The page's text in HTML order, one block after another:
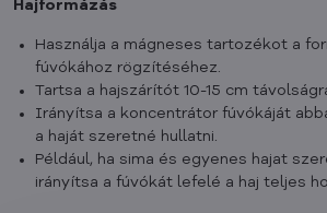
Hajformázás
Használja a mágneses tartozékot a
fúvókához rögzítéséhez.
Tartsa a hajszárítót 10-15 cm
Irányítsa a koncentrátor fúvókáját
a haját szeretné hullatni.
Például, ha sima és egyenes hajat
irányítsa a fúvókát lefelé a haj teljes